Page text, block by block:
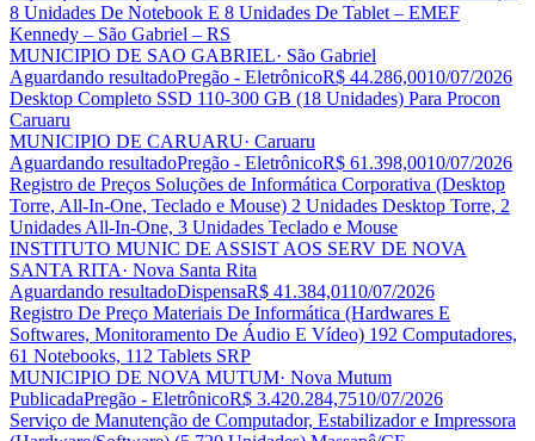
8 Unidades De Notebook E 8 Unidades De Tablet – EMEF
Kennedy – São Gabriel – RS
MUNICIPIO DE SAO GABRIEL· São Gabriel
Aguardando resultadoPregão - EletrônicoR$ 44.286,0010/07/2026
Desktop Completo SSD 110-300 GB (18 Unidades) Para Procon
Caruaru
MUNICIPIO DE CARUARU· Caruaru
Aguardando resultadoPregão - EletrônicoR$ 61.398,0010/07/2026
Registro de Preços Soluções de Informática Corporativa (Desktop
Torre, All-In-One, Teclado e Mouse) 2 Unidades Desktop Torre, 2
Unidades All-In-One, 3 Unidades Teclado e Mouse
INSTITUTO MUNIC DE ASSIST AOS SERV DE NOVA
SANTA RITA· Nova Santa Rita
Aguardando resultadoDispensaR$ 41.384,0110/07/2026
Registro De Preço Materiais De Informática (Hardwares E
Softwares, Monitoramento De Áudio E Vídeo) 192 Computadores,
61 Notebooks, 112 Tablets SRP
MUNICIPIO DE NOVA MUTUM· Nova Mutum
PublicadaPregão - EletrônicoR$ 3.420.284,7510/07/2026
Serviço de Manutenção de Computador, Estabilizador e Impressora